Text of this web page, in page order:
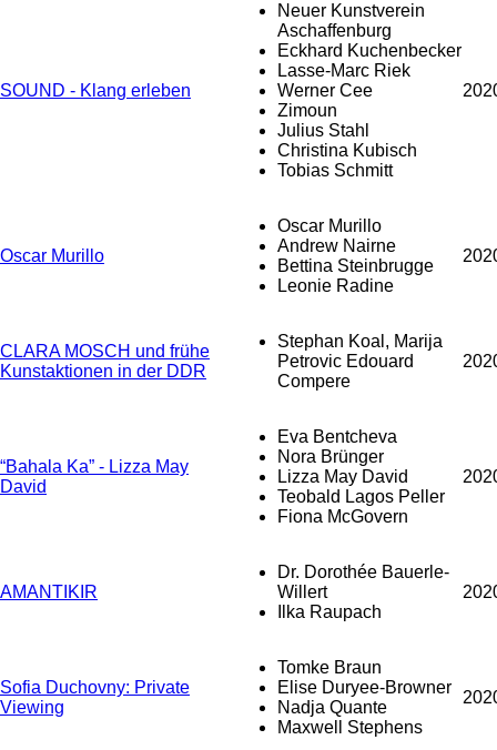
SOUND - Klang erleben
Neuer Kunstverein
Aschaffenburg
Eckhard Kuchenbecker
Lasse-Marc Riek
Werner Cee
Zimoun
Julius Stahl
Christina Kubisch
Tobias Schmitt
Oscar Murillo
Oscar Murillo
Andrew Nairne
Bettina Steinbrugge
Leonie Radine
CLARA MOSCH und frühe
Kunstaktionen in der DDR
Stephan Koal, Marija
Petrovic Edouard
Compere
“Bahala Ka” - Lizza May
David
Eva Bentcheva
Nora Brünger
Lizza May David
Teobald Lagos Peller
Fiona McGovern
AMANTIKIR
Dr. Dorothée Bauerle-
Willert
Ilka Raupach
Sofia Duchovny: Private
Viewing
Tomke Braun
Elise Duryee-Browner
Nadja Quante
Maxwell Stephens